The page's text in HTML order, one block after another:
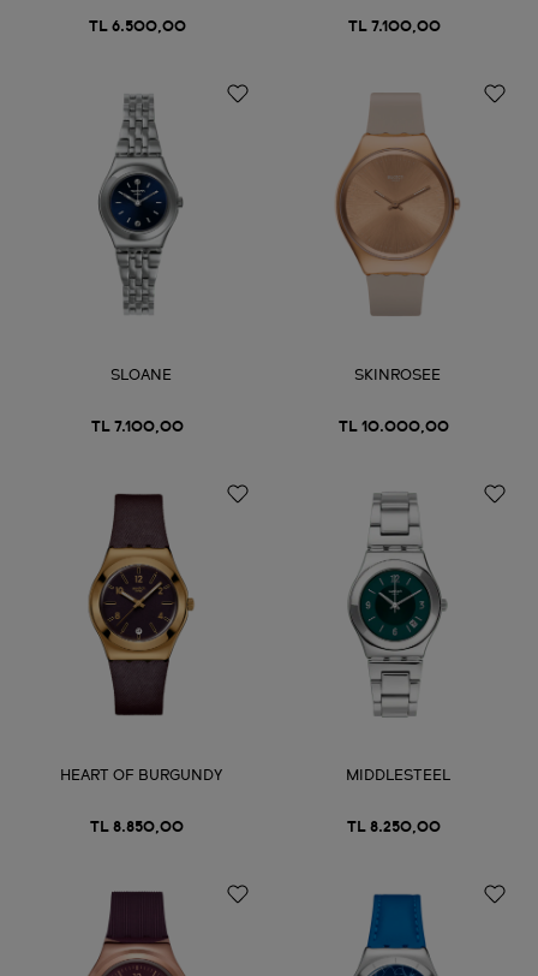
TL 6.500,00 TL 7.100,00
SLOANE
TL 7.100,00
SKINROSEE
TL 10.000,00
HEART OF BURGUNDY
TL 8.850,00
MIDDLESTEEL
TL 8.250,00